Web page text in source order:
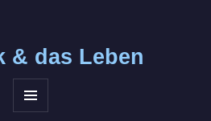
& das Leben